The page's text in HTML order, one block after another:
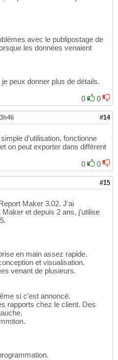
avec le publipostage de
les données venaient
peux donner plus de détails.
0
0
#14
d'utilisation, fonctionne
on peut exporter dans différent
0
0
#15
Maker 3.02. J'ai
et depuis 2 ans, j'utilise
en main assez rapide.
et visualisation.
venant de plusieurs.
si c'est annoncé.
rapports chez le client. Des